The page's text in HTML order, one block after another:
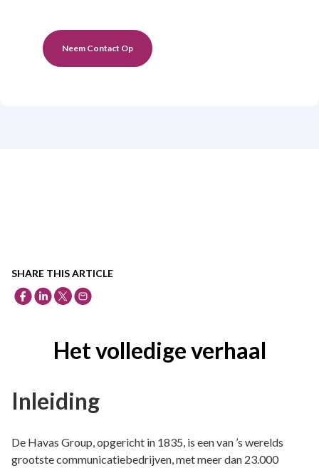
Neem Contact Op
SHARE THIS ARTICLE
Het volledige verhaal
Inleiding
De Havas Group, opgericht in 1835, is een van ’s werelds
grootste communicatiebedrijven, met meer dan 23.000